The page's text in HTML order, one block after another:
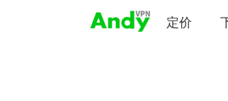
定价